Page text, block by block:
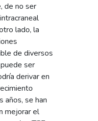
de no ser
lado, la
de diversos
ser
derivar en
años, se han
mejorar el